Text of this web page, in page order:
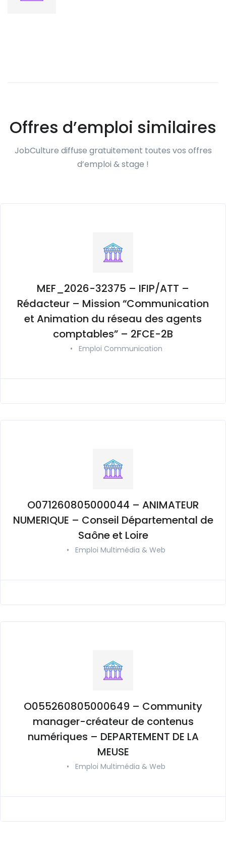
Offres d’emploi similaires
JobCulture diffuse gratuitement toutes vos offres
d’emploi & stage !
MEF_2026-32375 – IFIP/ATT –
Rédacteur – Mission “Communication
et Animation du réseau des agents
comptables” – 2FCE-2B
• Emploi Communication
O071260805000044 – ANIMATEUR
NUMERIQUE – Conseil Départemental de
Saône et Loire
• Emploi Multimédia & Web
O055260805000649 – Community
manager-créateur de contenus
numériques – DEPARTEMENT DE LA
MEUSE
• Emploi Multimédia & Web